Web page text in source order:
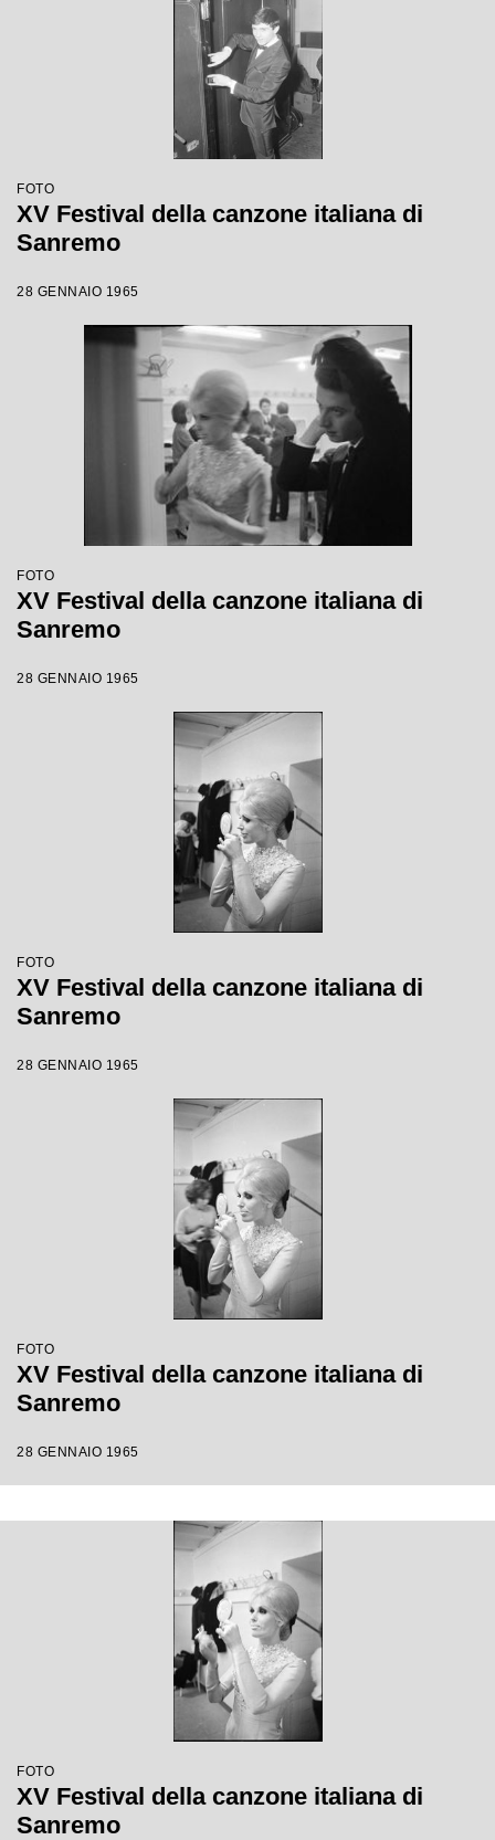
FOTO
XV Festival della canzone italiana di
Sanremo
28 GENNAIO 1965
FOTO
XV Festival della canzone italiana di
Sanremo
28 GENNAIO 1965
FOTO
XV Festival della canzone italiana di
Sanremo
28 GENNAIO 1965
FOTO
XV Festival della canzone italiana di
Sanremo
28 GENNAIO 1965
FOTO
XV Festival della canzone italiana di
Sanremo